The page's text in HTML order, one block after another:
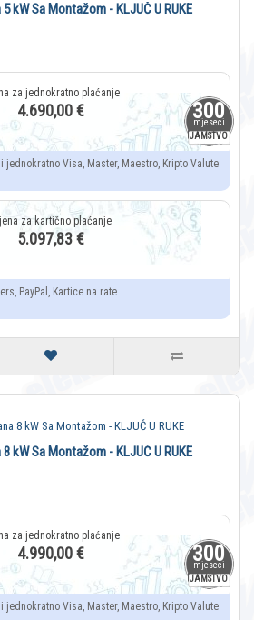
300
mjeseci
JAMSTVO
kW Sa Montažom - KLJUČ U RUKE
4.690,00 €
jednokratno Visa, Master, Maestro, Kripto Valute
5.097,83 €
PayPal, Kartice na rate
300
mjeseci
JAMSTVO
kW Sa Montažom - KLJUČ U RUKE
4.990,00 €
jednokratno Visa, Master, Maestro, Kripto Valute